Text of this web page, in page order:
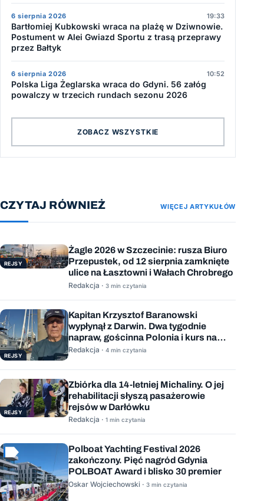
6 sierpnia 2026 19:33
Bartłomiej Kubkowski wraca na plażę w Dziwnowie.
Postument w Alei Gwiazd Sportu z trasą przeprawy
przez Bałtyk
6 sierpnia 2026 10:52
Polska Liga Żeglarska wraca do Gdyni. 56 załóg
powalczy w trzecich rundach sezonu 2026
ZOBACZ WSZYSTKIE
CZYTAJ RÓWNIEŻ WIĘCEJ ARTYKUŁÓW
REJSY
Żagle 2026 w Szczecinie: rusza Biuro
Przepustek, od 12 sierpnia zamknięte
ulice na Łasztowni i Wałach Chrobrego
Redakcja · 3 min czytania
REJSY
Kapitan Krzysztof Baranowski
wypłynął z Darwin. Dwa tygodnie
napraw, gościnna Polonia i kurs na
Mauritius
Redakcja · 4 min czytania
REJSY
Zbiórka dla 14-letniej Michaliny. O jej
rehabilitacji słyszą pasażerowie
rejsów w Darłówku
Redakcja · 1 min czytania
Polboat Yachting Festival 2026
zakończony. Pięć nagród Gdynia
POLBOAT Award i blisko 30 premier
Oskar Wojciechowski · 3 min czytania